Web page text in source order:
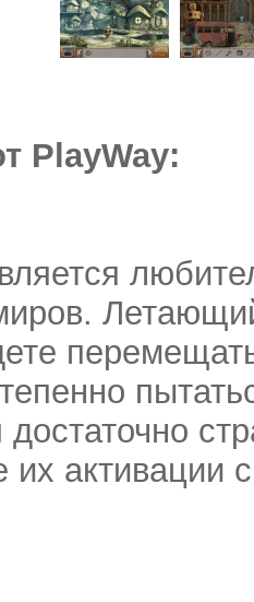
PlayWay:
достаточно
их активации